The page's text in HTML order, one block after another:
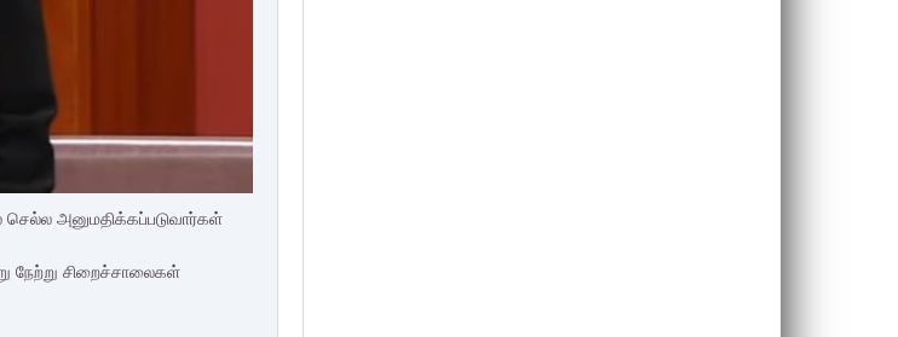
அனுமதிக்கப்படுவார்கள்
நேற்று சிறைச்சாலைகள்